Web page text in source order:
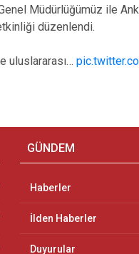
Müdürlüğümüz ile
düzenlendi.
uluslararası…
GÜNDEM
Haberler
İlden Haberler
Duyurular